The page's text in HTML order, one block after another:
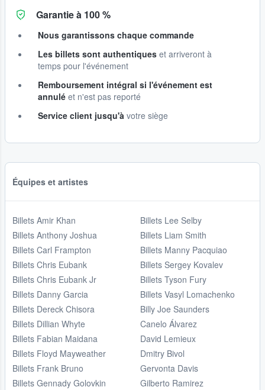
Garantie à 100 %
Nous garantissons chaque commande
Les billets sont authentiques et arriveront à
temps pour l'événement
Remboursement intégral si l'événement est
annulé et n'est pas reporté
Service client jusqu'à votre siège
Équipes et artistes
Billets Amir Khan
Billets Anthony Joshua
Billets Carl Frampton
Billets Chris Eubank
Billets Chris Eubank Jr
Billets Danny Garcia
Billets Dereck Chisora
Billets Dillian Whyte
Billets Fabian Maidana
Billets Floyd Mayweather
Billets Frank Bruno
Billets Gennady Golovkin
Billets Lee Selby
Billets Liam Smith
Billets Manny Pacquiao
Billets Sergey Kovalev
Billets Tyson Fury
Billets Vasyl Lomachenko
Billy Joe Saunders
Canelo Álvarez
David Lemieux
Dmitry Bivol
Gervonta Davis
Gilberto Ramirez